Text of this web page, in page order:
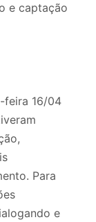
e captação
feira 16/04
Para
e